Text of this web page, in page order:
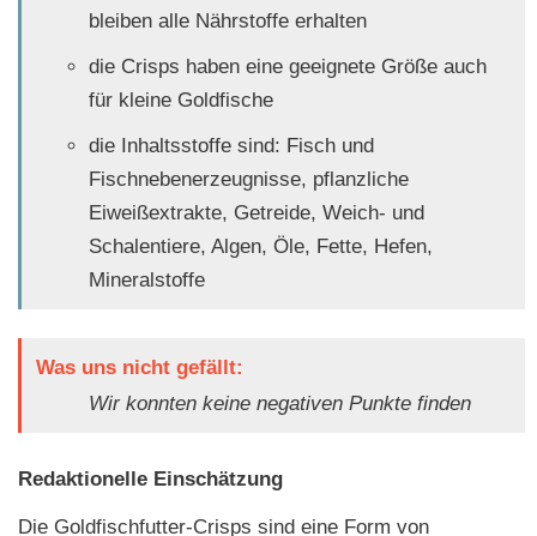
bleiben alle Nährstoffe erhalten
die Crisps haben eine geeignete Größe auch
für kleine Goldfische
die Inhaltsstoffe sind: Fisch und
Fischnebenerzeugnisse, pflanzliche
Eiweißextrakte, Getreide, Weich- und
Schalentiere, Algen, Öle, Fette, Hefen,
Mineralstoffe
Was uns nicht gefällt:
Wir konnten keine negativen Punkte finden
Redaktionelle Einschätzung
Die Goldfischfutter-Crisps sind eine Form von